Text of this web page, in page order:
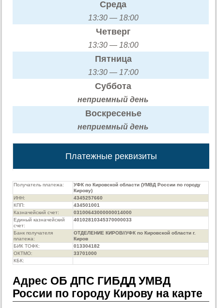
Среда
13:30 — 18:00
Четверг
13:30 — 18:00
Пятница
13:30 — 17:00
Суббота
неприемный день
Воскресенье
неприемный день
Платежные реквизиты
Получатель платежа:
УФК по Кировской области (УМВД России по городу
Кирову)
ИНН:
4345257660
КПП:
434501001
Казначейский счет:
03100643000000014000
Единый казначейский
счет:
40102810345370000033
Банк получателя
платежа:
ОТДЕЛЕНИЕ КИРОВ//УФК по Кировской области г.
Киров
БИК ТОФК:
013304182
ОКТМО:
33701000
КБК:
Адрес ОБ ДПС ГИБДД УМВД
России по городу Кирову на карте